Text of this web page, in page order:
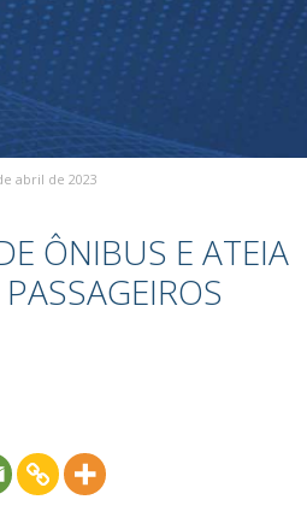
abril de 2023
ÔNIBUS E ATEIA